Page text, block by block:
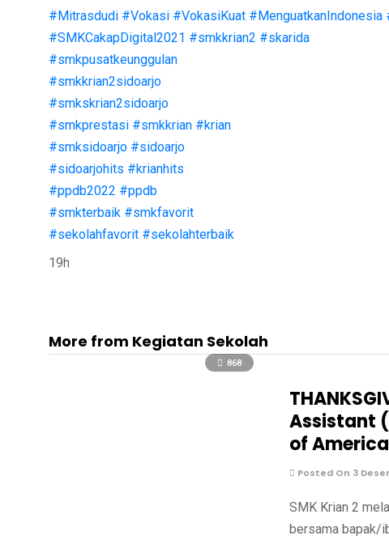
#Mitrasdudi #Vokasi #VokasiKuat #MenguatkanIndonesia
#SMKCakapDigital2021 #smkkrian2 #skarida
#smkpusatkeunggulan
#smkkrian2sidoarjo
#smkskrian2sidoarjo
#smkprestasi #smkkrian #krian
#smksidoarjo #sidoarjo
#sidoarjohits #krianhits
#ppdb2022 #ppdb
#smkterbaik #smkfavorit
#sekolahfavorit #sekolahterbaik
19h
More from Kegiatan Sekolah
868
Assistant
of
Posted On 3
SMK Krian 2
bersama bapak/